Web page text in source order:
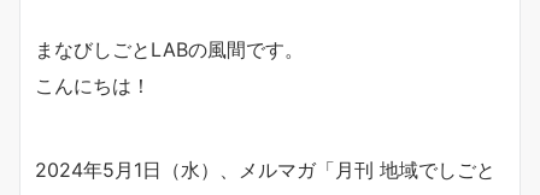
まなびしごとLABの風間です。
こんにちは！
2024年5月1日（水）、メルマガ「月刊 地域でしごと